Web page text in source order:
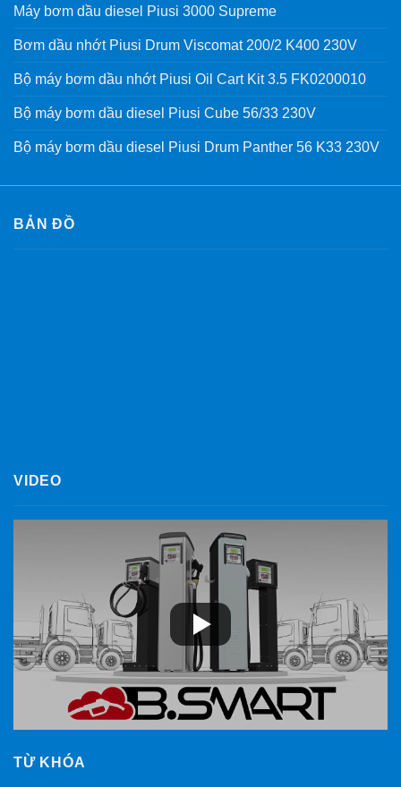
Máy bơm dầu diesel Piusi 3000 Supreme
Bơm dầu nhớt Piusi Drum Viscomat 200/2 K400 230V
Bộ máy bơm dầu nhớt Piusi Oil Cart Kit 3.5 FK0200010
Bộ máy bơm dầu diesel Piusi Cube 56/33 230V
Bộ máy bơm dầu diesel Piusi Drum Panther 56 K33 230V
BẢN ĐỒ
VIDEO
TỪ KHÓA